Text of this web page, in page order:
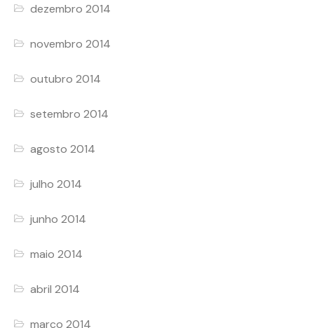
dezembro 2014
novembro 2014
outubro 2014
setembro 2014
agosto 2014
julho 2014
junho 2014
maio 2014
abril 2014
março 2014